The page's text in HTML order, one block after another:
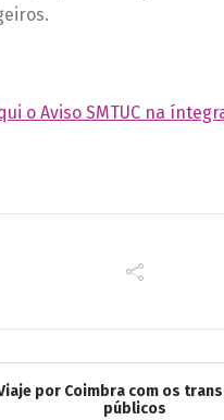
o Aviso SMTUC na
por Coimbra com os
públicos